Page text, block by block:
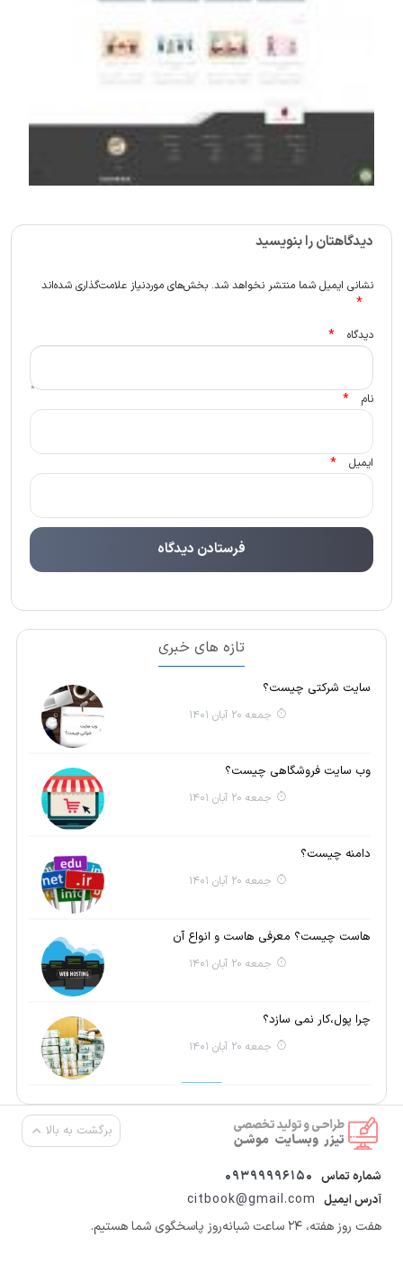
دیدگاهتان را بنویسید
نشانی ایمیل شما منتشر نخواهد شد. بخش‌های موردنیاز علامت‌گذاری شده‌اند
*
دیدگاه *
نام *
ایمیل *
تازه های خبری
سایت شرکتی چیست؟
جمعه 20 آبان 1401
وب سایت فروشگاهی چیست؟
جمعه 20 آبان 1401
دامنه چیست؟
جمعه 20 آبان 1401
هاست چیست؟ معرفی هاست و انواع آن
جمعه 20 آبان 1401
چرا پول،کار نمی سازد؟
جمعه 20 آبان 1401
برگشت به بالا
شماره تماس 09399996150
آدرس ایمیل citbook@gmail.com
هفت روز هفته، ۲۴ ساعت شبانه‌روز پاسخگوی شما هستیم.